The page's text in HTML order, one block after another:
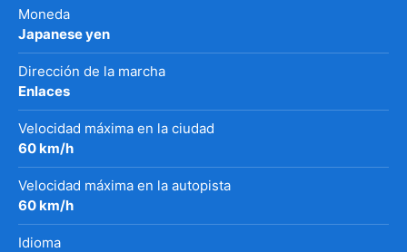
Moneda
Japanese yen
Dirección de la marcha
Enlaces
Velocidad máxima en la ciudad
60 km/h
Velocidad máxima en la autopista
60 km/h
Idioma